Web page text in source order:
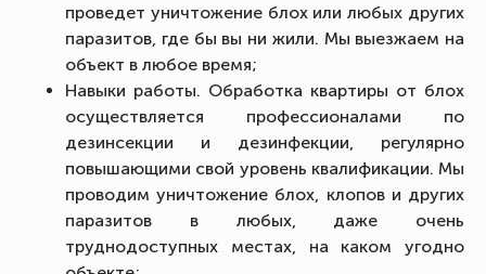
проведет уничтожение блох или любых других
паразитов, где бы вы ни жили. Мы выезжаем на
объект в любое время;
Навыки работы. Обработка квартиры от блох
осуществляется профессионалами по
дезинсекции и дезинфекции, регулярно
повышающими свой уровень квалификации. Мы
проводим уничтожение блох, клопов и других
паразитов в любых, даже очень
труднодоступных местах, на каком угодно